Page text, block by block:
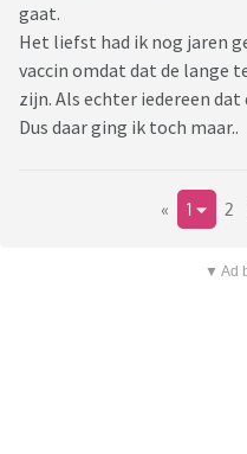
gaat.
Het liefst had ik nog jaren
vaccin omdat dat de lange
zijn. Als echter iedereen
Dus daar ging ik toch maar..
« 1 2
▼ Ad